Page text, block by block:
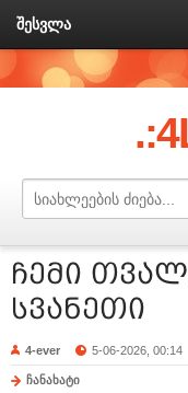
შესვლა
ჩემი
სვანეთი
4-ever 5-06-2026, 00:14
ჩანახატი